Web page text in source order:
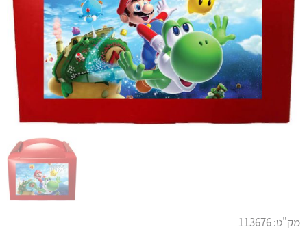
מק"ט:113676